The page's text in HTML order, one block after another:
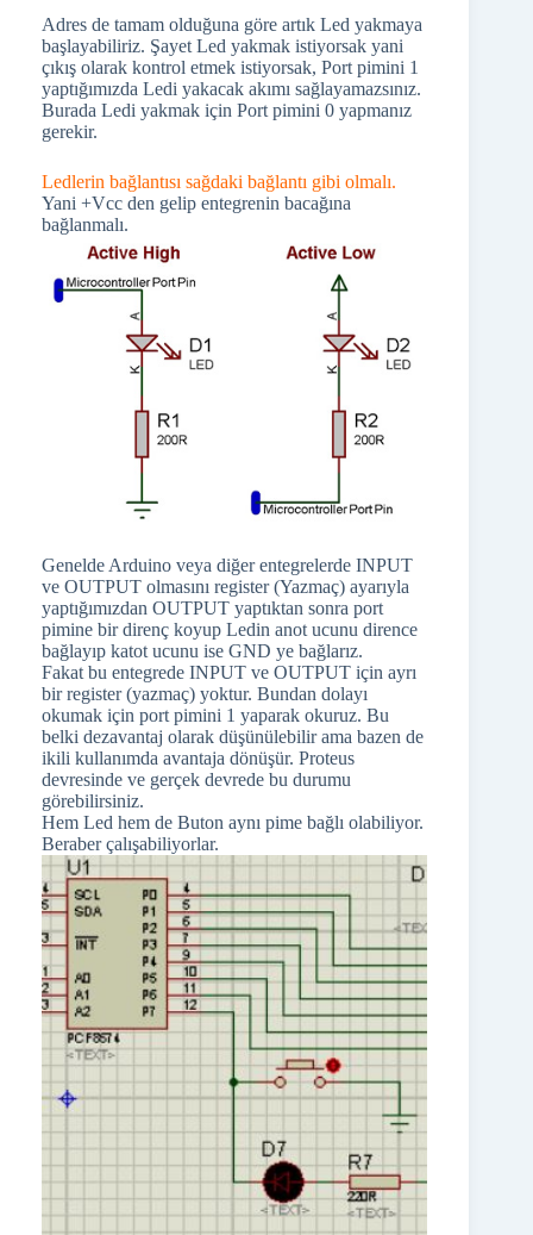
Adres de tamam olduğuna göre artık Led yakmaya
başlayabiliriz. Şayet Led yakmak istiyorsak yani
çıkış olarak kontrol etmek istiyorsak, Port pimini 1
yaptığımızda Ledi yakacak akımı sağlayamazsınız.
Burada Ledi yakmak için Port pimini 0 yapmanız
gerekir.
Ledlerin bağlantısı sağdaki bağlantı gibi olmalı.
Yani +Vcc den gelip entegrenin bacağına
bağlanmalı.
Genelde Arduino veya diğer entegrelerde INPUT
ve OUTPUT olmasını register (Yazmaç) ayarıyla
yaptığımızdan OUTPUT yaptıktan sonra port
pimine bir direnç koyup Ledin anot ucunu dirence
bağlayıp katot ucunu ise GND ye bağlarız.
Fakat bu entegrede INPUT ve OUTPUT için ayrı
bir register (yazmaç) yoktur. Bundan dolayı
okumak için port pimini 1 yaparak okuruz. Bu
belki dezavantaj olarak düşünülebilir ama bazen de
ikili kullanımda avantaja dönüşür. Proteus
devresinde ve gerçek devrede bu durumu
görebilirsiniz.
Hem Led hem de Buton aynı pime bağlı olabiliyor.
Beraber çalışabiliyorlar.